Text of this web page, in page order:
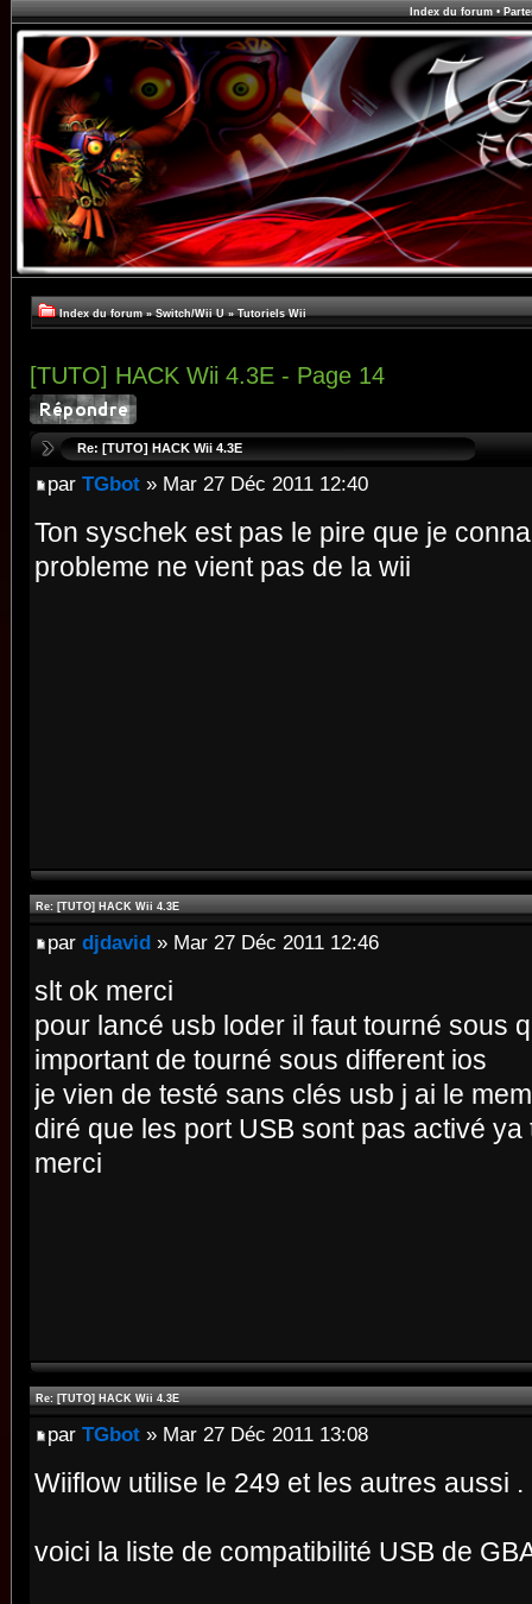
Index du forum•
Index du forum » Switch/Wii U » Tutoriels Wii
[TUTO] HACK Wii 4.3E - Page 14
Re: [TUTO] HACK Wii 4.3E
par TGbot » Mar 27 Déc 2011 12:40
Ton syschek est pas le pire que je
probleme ne vient pas de la wii
Re: [TUTO] HACK Wii 4.3E
par djdavid » Mar 27 Déc 2011 12:46
slt ok merci
pour lancé usb loder il faut tourné sous
important de tourné sous different ios
je vien de testé sans clés usb j ai le
diré que les port USB sont pas activé
merci
Re: [TUTO] HACK Wii 4.3E
par TGbot » Mar 27 Déc 2011 13:08
Wiiflow utilise le 249 et les autres aussi .
voici la liste de compatibilité USB de